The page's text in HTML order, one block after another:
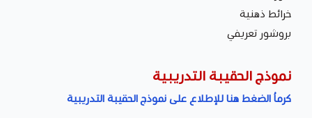
خرائط ذهنية
بروشور تعريفي
نموذج الحقيبة التدريبية
كرماُ الضغط هنا للإطلاع على نموذج الحقيبة التدريبية